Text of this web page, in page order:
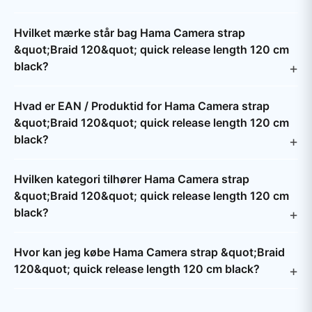
Hvilket mærke står bag Hama Camera strap
&quot;Braid 120&quot; quick release length 120 cm
black?
Hvad er EAN / Produktid for Hama Camera strap
&quot;Braid 120&quot; quick release length 120 cm
black?
Hvilken kategori tilhører Hama Camera strap
&quot;Braid 120&quot; quick release length 120 cm
black?
Hvor kan jeg købe Hama Camera strap &quot;Braid
120&quot; quick release length 120 cm black?